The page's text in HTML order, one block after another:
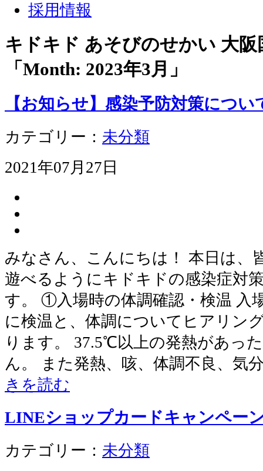
採用情報
キドキド あそびのせかい 大
「Month: 2023年3月 」
【お知らせ】感染予防対策につい
カテゴリー： 未分類
2021年07月27日
みなさん、こんにちは！ 本日は、
遊べるようにキドキドの感染症対
す。 ①入場時の体調確認・検温 入
に検温と、体調についてヒアリン
ります。 37.5℃以上の発熱があっ
ん。 また発熱、咳、体調不良、気
きを読む
LINEショップカードキャンペー
カテゴリー： 未分類